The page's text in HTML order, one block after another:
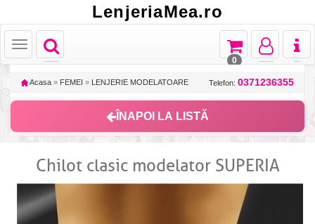
LenjeriaMea.ro
Toggle
navigation
Toggle
Toggle
navigation
Toggle
navigation
Toggle
navigation
0
Acasa » FEMEI » LENJERIE MODELATOARE Telefon: 0371236355
ÎNAPOI LA LISTĂ
Chilot clasic modelator SUPERIA